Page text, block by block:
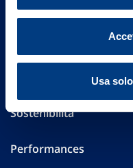
Usa
Governance
Altre informazioni
Sostenibilità
Performances